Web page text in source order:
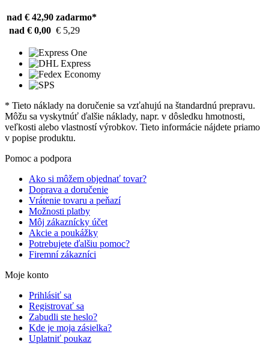
nad € 42,90 zadarmo*
nad € 0,00 € 5,29
* Tieto náklady na doručenie sa vzťahujú na štandardnú prepravu.
Môžu sa vyskytnúť ďalšie náklady, napr. v dôsledku hmotnosti,
veľkosti alebo vlastností výrobkov. Tieto informácie nájdete priamo
v popise produktu.
Pomoc a podpora
Ako si môžem objednať tovar?
Doprava a doručenie
Vrátenie tovaru a peňazí
Možnosti platby
Môj zákaznícky účet
Akcie a poukážky
Potrebujete ďalšiu pomoc?
Firemní zákazníci
Moje konto
Prihlásiť sa
Registrovať sa
Zabudli ste heslo?
Kde je moja zásielka?
Uplatniť poukaz